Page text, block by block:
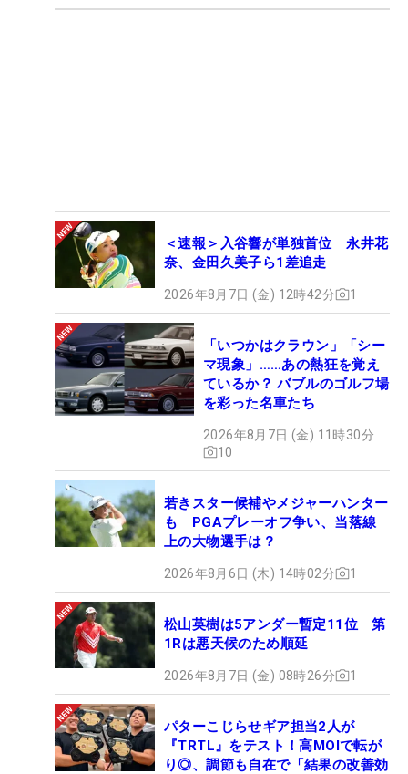
＜速報＞入谷響が単独首位 永井花
奈、金田久美子ら1差追走
2026年8月7日 (金) 12時42分 1
「いつかはクラウン」「シー
マ現象」……あの熱狂を覚え
ているか？ バブルのゴルフ場
を彩った名車たち
2026年8月7日 (金) 11時30分
10
若きスター候補やメジャーハンター
も PGAプレーオフ争い、当落線
上の大物選手は？
2026年8月6日 (木) 14時02分 1
松山英樹は5アンダー暫定11位 第
1Rは悪天候のため順延
2026年8月7日 (金) 08時26分 1
パターこじらせギア担当2人が
『TRTL』をテスト！高MOIで転が
り◎、調節も自在で「結果の改善効